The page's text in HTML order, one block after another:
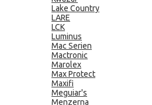
Lake Country
LARE
LCK
Luminus
Mac Serien
Mactronic
Marolex
Max Protect
Maxifi
Meguiar's
Menzerna